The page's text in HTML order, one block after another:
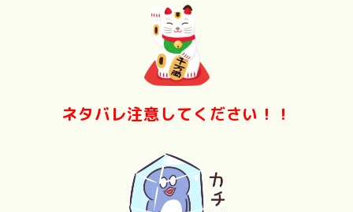
ネタバレ注意してください！！